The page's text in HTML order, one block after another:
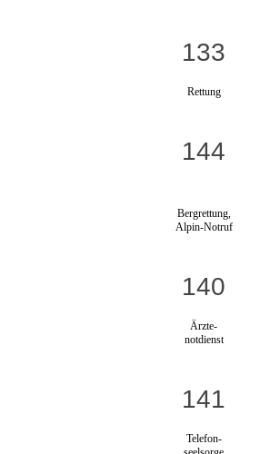
133
Rettung
144
Bergrettung,
Alpin-Notruf
140
Ärzte-
notdienst
141
Telefon-